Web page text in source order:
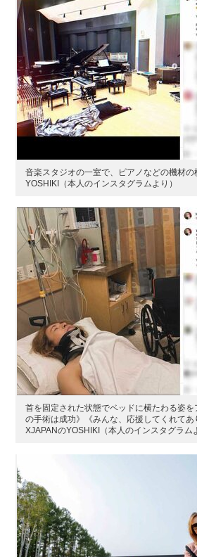
音楽スタジオの一室で、ピアノなどの機材
YOSHIKI（本人のインスタグラムより）
首を固定された状態でベッドに横たわる姿
の手術は成功》《みんな、応援してくれて
XJAPANのYOSHIKI（本人のインスタグラム